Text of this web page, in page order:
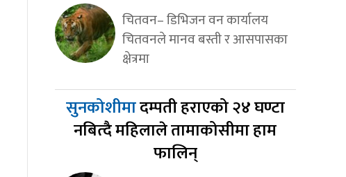
चितवन– डिभिजन वन कार्यालय
चितवनले मानव बस्ती र आसपासका
क्षेत्रमा
सुनकोशीमादम्पती हराएको २४ घण्टा
नबित्दै महिलाले तामाकोसीमा हाम
फालिन्